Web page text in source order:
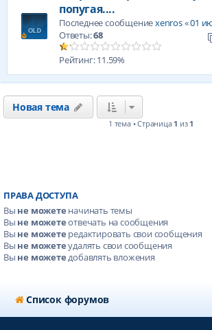
попугая....
Последнее сообщениеxenros«01
Ответы:68
Рейтинг: 11.59%
Новая тема
1 тема • Страница 1 из 1
ПРАВА ДОСТУПА
Вы не можете начинать темы
Вы не можетеотвечать на сообщения
Вы не можете редактировать свои сообщения
Вы не можетеудалять свои сообщения
Вы не можетедобавлять вложения
Список форумов